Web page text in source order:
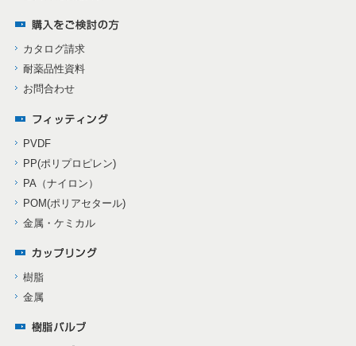
カタログ請求
耐薬品性資料
お問合わせ
PVDF
PP(ポリプロピレン)
PA（ナイロン）
POM(ポリアセタール)
金属・ケミカル
樹脂
金属